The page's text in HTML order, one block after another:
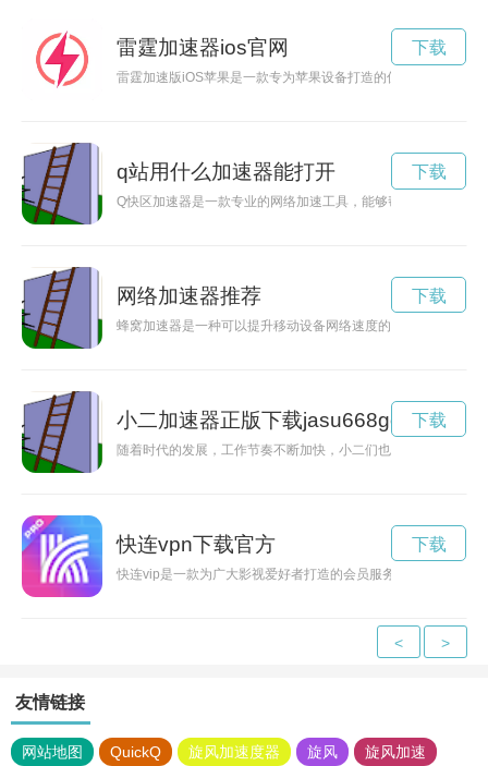
雷霆加速器ios官网
雷霆加速版iOS苹果是一款专为苹果设备打造的优化工具，能够
下载
q站用什么加速器能打开
Q快区加速器是一款专业的网络加速工具，能够帮助用户解决网
下载
网络加速器推荐
蜂窝加速器是一种可以提升移动设备网络速度的智能装置，可
下载
小二加速器正版下载jasu668gom
随着时代的发展，工作节奏不断加快，小二们也需要不断提高
下载
快连vpn下载官方
快连vip是一款为广大影视爱好者打造的会员服务，用户可以享
下载
< >
友情链接
网站地图 QuickQ 旋风加速度器 旋风 旋风加速